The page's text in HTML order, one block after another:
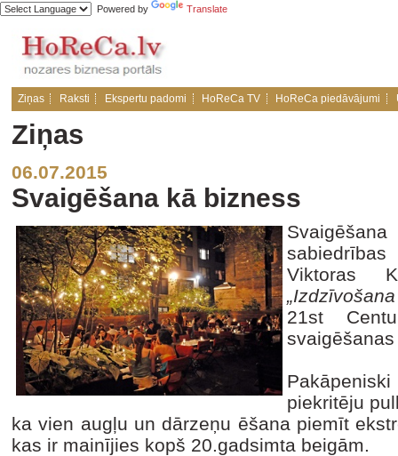
Powered by Translate
Ziņas Raksti Ekspertu padomi HoReCa TV HoReCa piedāvājumi
Ziņas
06.07.2015
Svaigēšana kā bizness
Viktoras
21st
piekritēju
ka vien augļu un dārzeņu ēšana piemīt
kas ir mainījies kopš 20.gadsimta beigām.